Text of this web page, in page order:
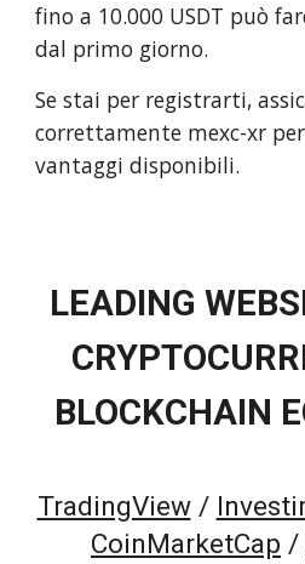
fino a 10.000 USDT può
dal primo giorno.
Se stai per registrarti,
correttamente mexc-xr
vantaggi disponibili.
LEADING
BLOCKCHAIN
TradingView/
CoinMarketCap /